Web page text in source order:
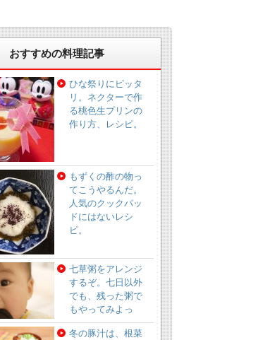
おすすめの料理記事
ひな祭りにピッタ
リ。ネクターで作
る桃色生プリンの
作り方、レシピ。
もずくの酢の物っ
てこうやるんだ。
人気のクックパッ
ドにはないレシ
ピ。
七草粥をアレンジ
するぞ。七日以外
でも、残った粥で
もやってみよっ
冬の豚汁は、根菜